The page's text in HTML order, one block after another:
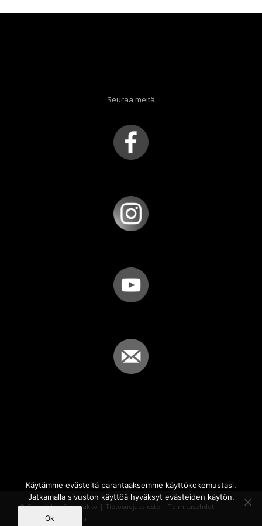
Seuraa meitä
© Copyright - Sammakko | Tietosuojaseloste | Toimitusehdot |
Powered by
iQWebbi
Käytämme evästeitä parantaaksemme käyttökokemustasi.
Jatkamalla sivuston käyttöä hyväksyt evästeiden käytön.
Ok